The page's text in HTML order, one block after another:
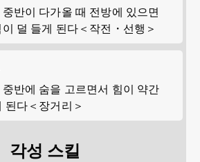
반이 다가올 때 전방에 있으면
덜 들게 된다＜작전・선행＞
반에 숨을 고르면서 힘이 약간
된다＜장거리＞
각성 스킬